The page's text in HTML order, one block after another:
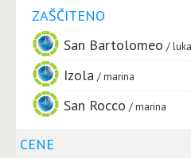
ZAŠČITENO
San Bartolomeo
luka
Izola marina
San Rocco marina
CENE